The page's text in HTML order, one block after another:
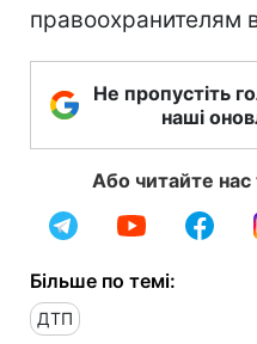
правоохранителям
Не пропустіть
наші
Або читайте
Більше по темі:
ДТП